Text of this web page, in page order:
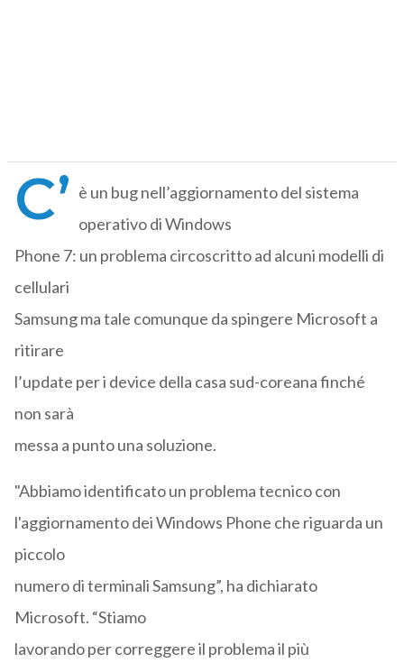
C’ è un bug nell’aggiornamento del sistema
operativo di Windows
Phone 7: un problema circoscritto ad alcuni modelli di
cellulari
Samsung ma tale comunque da spingere Microsoft a
ritirare
l’update per i device della casa sud-coreana finché
non sarà
messa a punto una soluzione.
"Abbiamo identificato un problema tecnico con
l'aggiornamento dei Windows Phone che riguarda un
piccolo
numero di terminali Samsung”, ha dichiarato
Microsoft. “Stiamo
lavorando per correggere il problema il più